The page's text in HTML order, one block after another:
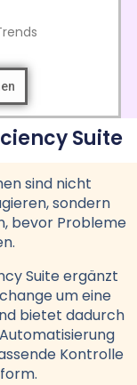
Suite
sind nicht
sondern
bevor Probleme
Suite ergänzt
um eine
bietet dadurch
Kontrolle